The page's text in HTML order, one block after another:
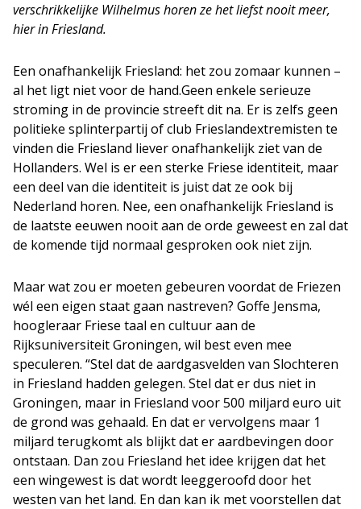
verschrikkelijke Wilhelmus horen ze het liefst nooit meer,
hier inFriesland.
Een onafhankelijk Friesland: het zou zomaar kunnen –
al het ligt niet voor de hand.Geen enkele serieuze
stroming in de provincie streeft dit na. Er is zelfs geen
politieke splinterpartij of club Frieslandextremisten te
vinden die Friesland liever onafhankelijk ziet van de
Hollanders. Wel is ereen sterke Friese identiteit, maar
een deel van die identiteit is juist dat ze ook bij
Nederland horen. Nee, een onafhankelijk Friesland is
de laatste eeuwen nooit aan de orde geweest en zal dat
de komende tijd normaal gesproken ook niet zijn.
Maar wat zou er moeten gebeuren voordat de Friezen
wél een eigen staat gaan nastreven? Goffe Jensma,
hoogleraar Friese taal en cultuuraan de
Rijksuniversiteit Groningen, wil best even mee
speculeren. “Stel dat de aardgasvelden van Slochteren
in Friesland hadden gelegen. Stel dat er dus niet in
Groningen, maar in Friesland voor 500 miljard euro uit
de grond was gehaald. En dat er vervolgens maar 1
miljard terugkomt als blijkt dat er aardbevingen door
ontstaan. Dan zou Friesland het idee krijgen dat het
een wingewest is dat wordt leeggeroofd door het
westen van het land. En dan kan ik met voorstellen dat